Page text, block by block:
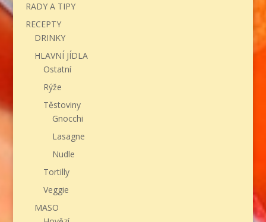
RADY A TIPY
RECEPTY
DRINKY
HLAVNÍ JÍDLA
Ostatní
Rýže
Těstoviny
Gnocchi
Lasagne
Nudle
Tortilly
Veggie
MASO